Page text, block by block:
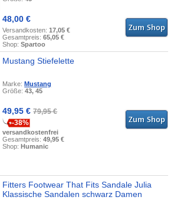
48,00 €
Versandkosten:17,05 €
Gesamtpreis:65,05 €
Shop:Spartoo
Mustang Stiefelette
Marke:Mustang
Größe:43, 45
49,95 €79,95 €
-38%
versandkostenfrei
Gesamtpreis:49,95 €
Shop:Humanic
Fitters Footwear That Fits Sandale Julia
Klassische Sandalen schwarz Damen